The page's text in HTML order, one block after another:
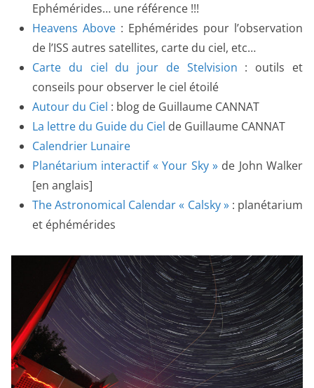
Ephémérides… une référence !!!
Heavens Above : Ephémérides pour l’observation
de l’ISS autres satellites, carte du ciel, etc…
Carte du ciel du jour de Stelvision : outils et
conseils pour observer le ciel étoilé
Autour du Ciel : blog de Guillaume CANNAT
La lettre du Guide du Ciel de Guillaume CANNAT
Calendrier Lunaire
Planétarium interactif « Your Sky »de John Walker
[en anglais]
The Astronomical Calendar « Calsky »: planétarium
et éphémérides